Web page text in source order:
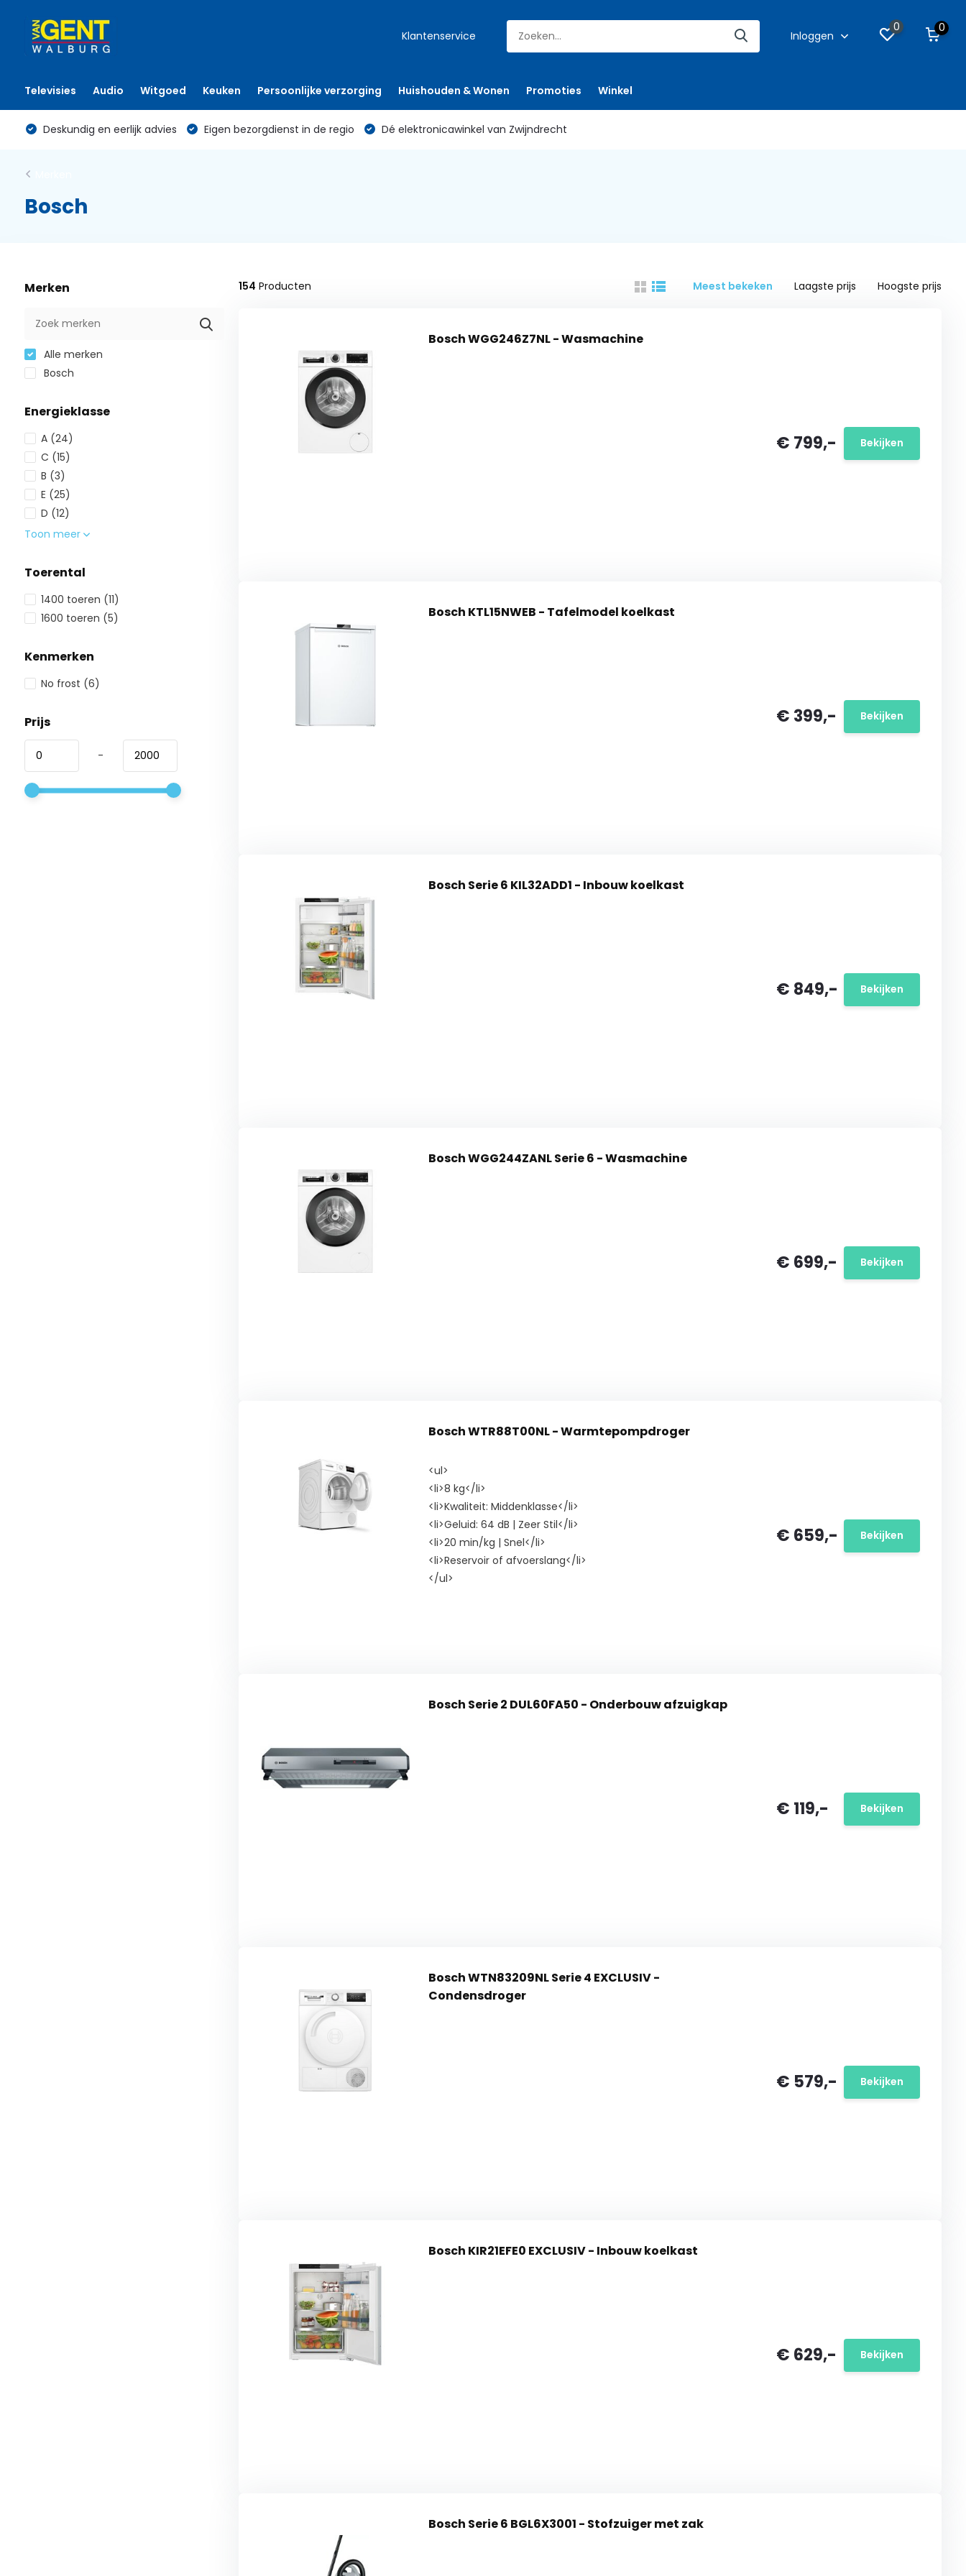
Klantenservice Inloggen
0 0
Televisies Audio Witgoed Keuken Persoonlijke verzorging Huishouden & Wonen Promoties Winkel
Deskundig en eerlijk advies Eigen bezorgdienst in de regio Dé elektronicawinkel van Zwijndrecht
Bosch
Merken
Alle merken
Bosch
Energieklasse
A (24)
C (15)
B (3)
E (25)
D (12)
Toon meer
Toerental
1400 toeren (11)
1600 toeren (5)
Kenmerken
No frost (6)
Prijs
-
154 Producten Meest bekeken Laagste prijs Hoogste prijs
Bosch WGG246Z7NL - Wasmachine
€ 799,- Bekijken
Bosch KTL15NWEB - Tafelmodel koelkast
€ 399,- Bekijken
Bosch Serie 6 KIL32ADD1 - Inbouw koelkast
€ 849,- Bekijken
Bosch WGG244ZANL Serie 6 - Wasmachine
€ 699,- Bekijken
Bosch WTR88T00NL - Warmtepompdroger
<ul>
<li>8 kg</li>
<li>Kwaliteit: Middenklasse</li>
<li>Geluid: 64 dB | Zeer Stil</li>
<li>20 min/kg | Snel</li>
<li>Reservoir of afvoerslang</li>
</ul>
€ 659,- Bekijken
Bosch Serie 2 DUL60FA50 - Onderbouw afzuigkap
€ 119,- Bekijken
Bosch WTN83209NL Serie 4 EXCLUSIV -
Condensdroger
€ 579,- Bekijken
Bosch KIR21EFE0 EXCLUSIV - Inbouw koelkast
€ 629,- Bekijken
Bosch Serie 6 BGL6X3001 - Stofzuiger met zak